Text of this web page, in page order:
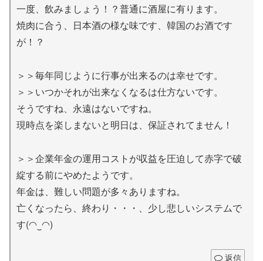
一度、飲みましょう！？普通に酒屋に有ります。
焼肉に合う、日本酒の様な味です、韓国のお酒です
が！？
＞＞毎年同じように行事が出来るのは幸せです。
＞＞いつかそれが出来なくなるは仕方ないです。
そうですね、永遠はないですね。
現時点を楽しまないと明日は、保証されてません！
＞＞企業年金の運用コストが収益を圧迫して赤字で破
綻する前にやめたようです。
年金は、難しい問題が多々ありますね。
亡くなったら、終わり・・・、少し悲しいシステムで
す(◠‿◠)
返信